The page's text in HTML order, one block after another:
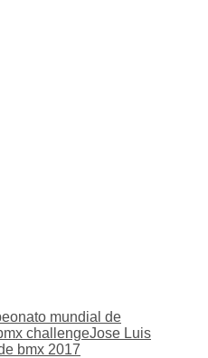
mundial de
challengeJose Luis
bmx 2017